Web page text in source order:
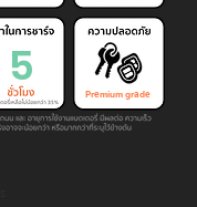
5
Premium grade